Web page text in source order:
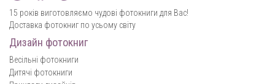
15 років виготовляємо чудові фотокниги для Вас!
Доставка фотокниг по усьому світу
Дизайн фотокниг
Весільні фотокниги
Дитячі фотокниги